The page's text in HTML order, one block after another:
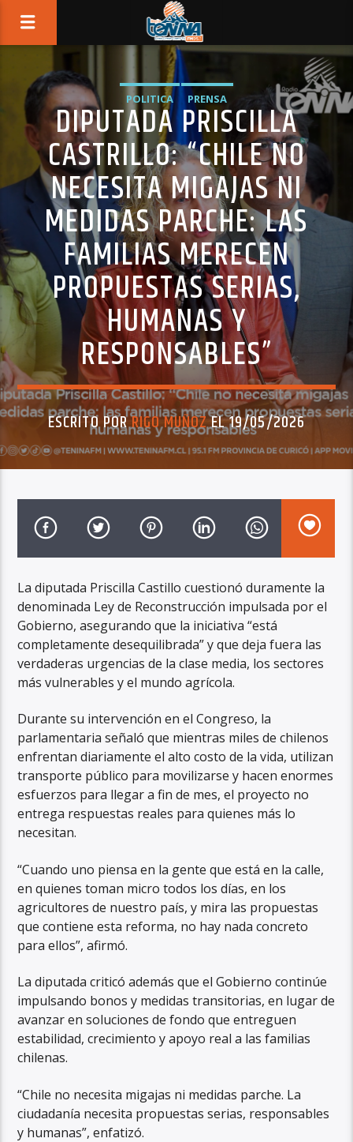
POLITICA PRENSA
DIPUTADA PRISCILLA
CASTRILLO: “CHILE NO
NECESITA MIGAJAS NI
MEDIDAS PARCHE: LAS
FAMILIAS MERECEN
PROPUESTAS SERIAS,
HUMANAS Y
RESPONSABLES”
ESCRITO PORRIGO MUÑOZEL 19/05/2026
La diputada Priscilla Castillo cuestionó duramente la
denominada Ley de Reconstrucción impulsada por el
Gobierno, asegurando que la iniciativa “está
completamente desequilibrada” y que deja fuera las
verdaderas urgencias de la clase media, los sectores
más vulnerables y el mundo agrícola.
Durante su intervención en el Congreso, la
parlamentaria señaló que mientras miles de chilenos
enfrentan diariamente el alto costo de la vida, utilizan
transporte público para movilizarse y hacen enormes
esfuerzos para llegar a fin de mes, el proyecto no
entrega respuestas reales para quienes más lo
necesitan.
“Cuando uno piensa en la gente que está en la calle,
en quienes toman micro todos los días, en los
agricultores de nuestro país, y mira las propuestas
que contiene esta reforma, no hay nada concreto
para ellos”, afirmó.
La diputada criticó además que el Gobierno continúe
impulsando bonos y medidas transitorias, en lugar de
avanzar en soluciones de fondo que entreguen
estabilidad, crecimiento y apoyo real a las familias
chilenas.
“Chile no necesita migajas ni medidas parche. La
ciudadanía necesita propuestas serias, responsables
y humanas”, enfatizó.